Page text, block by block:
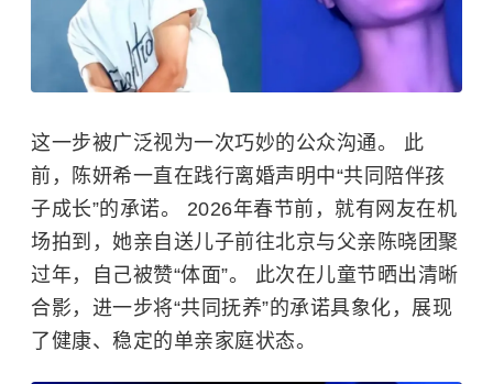
这一步被广泛视为一次巧妙的公众沟通。 此
前，
陈妍希一直在践行离婚声明中“共同陪伴孩
子成长”的承诺。 2026年春节前，就有网友在机
场拍到，她亲自送儿子前往北京与父亲陈晓团聚
过年，自己被赞“体面”。 此次在儿童节晒出清晰
合影，进一步将“共同抚养”的承诺具象化，展现
了健康、稳定的单亲家庭状态。